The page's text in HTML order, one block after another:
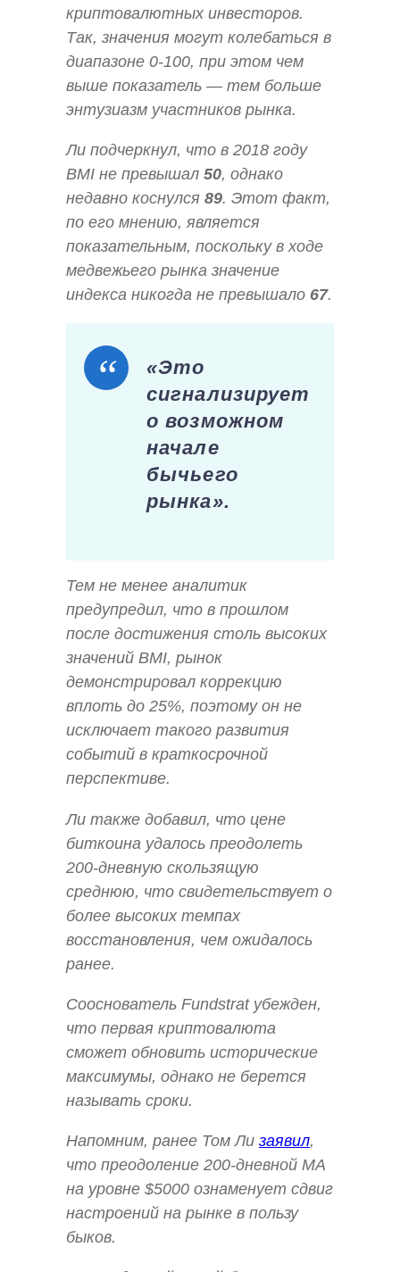
криптовалютных инвесторов.
Так, значения могут колебаться в
диапазоне 0-100, при этом чем
выше показатель — тем больше
энтузиазм участников рынка.
Ли подчеркнул, что в 2018 году
BMI не превышал 50, однако
недавно коснулся 89. Этот факт,
по его мнению, является
показательным, поскольку в ходе
медвежьего рынка значение
индекса никогда не превышало 67.
«Это
сигнализирует
о возможном
начале
бычьего
рынка».
Тем не менее аналитик
предупредил, что в прошлом
после достижения столь высоких
значений BMI, рынок
демонстрировал коррекцию
вплоть до 25%, поэтому он не
исключает такого развития
событий в краткосрочной
перспективе.
Ли также добавил, что цене
биткоина удалось преодолеть
200-дневную скользящую
среднюю, что свидетельствует о
более высоких темпах
восстановления, чем ожидалось
ранее.
Сооснователь Fundstrat убежден,
что первая криптовалюта
сможет обновить исторические
максимумы, однако не берется
называть сроки.
Напомним, ранее Том Ли заявил,
что преодоление 200-дневной MA
на уровне $5000 ознаменует сдвиг
настроений на рынке в пользу
быков.